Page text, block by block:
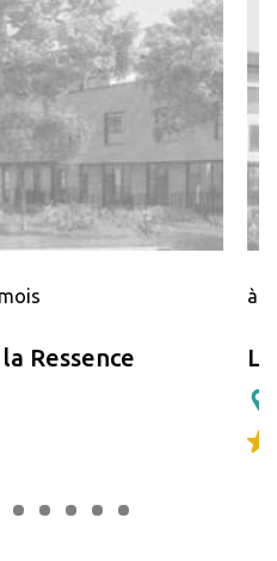
Ressence
à